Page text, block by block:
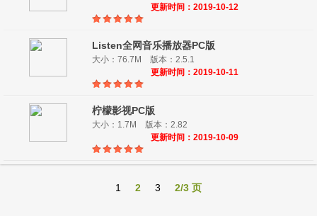
更新时间：2019-10-12
Listen全网音乐播放器PC版
大小：76.7M 版本：2.5.1
更新时间：2019-10-11
柠檬影视PC版
大小：1.7M 版本：2.82
更新时间：2019-10-09
1 2 3 2/3 页